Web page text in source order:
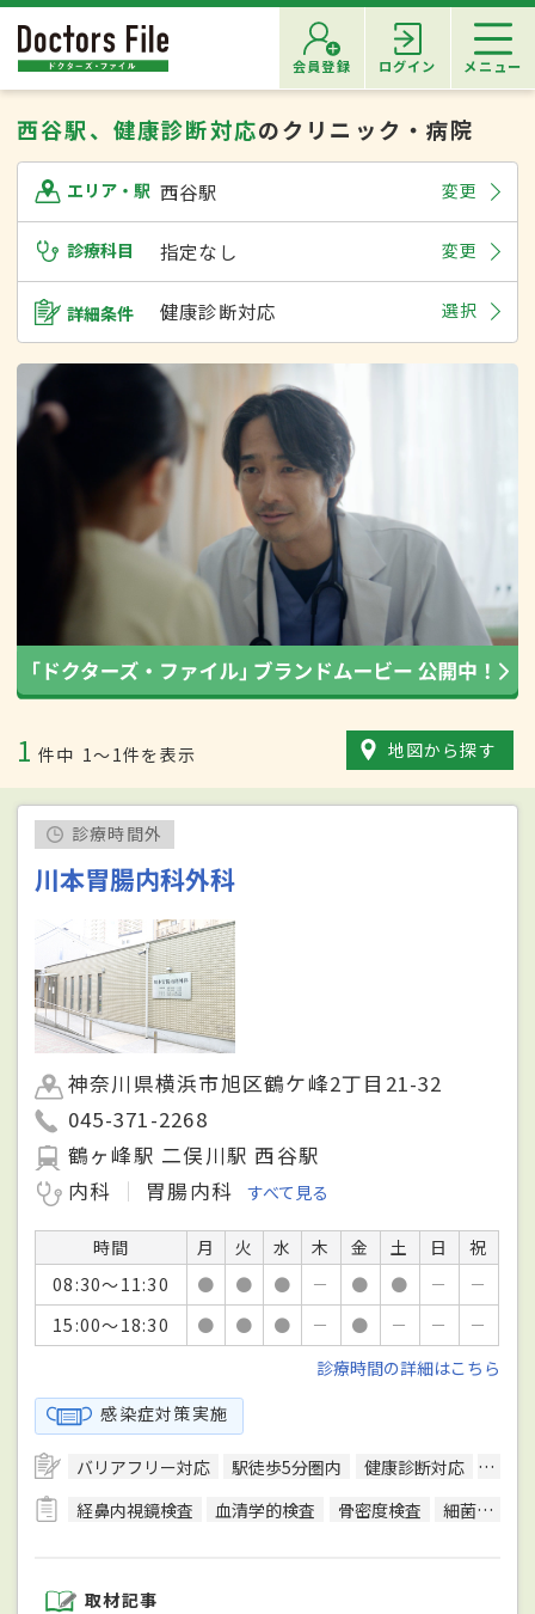
会員登録 ログイン メニュー
西谷駅、健康診断対応のクリニック・病院
エリア・駅 西谷駅 変更
診療科目 指定なし 変更
詳細条件 健康診断対応 選択
1 件中 1〜1件を表示 地図から探す
診療時間外
川本胃腸内科外科
神奈川県横浜市旭区鶴ケ峰2丁目21-32
045-371-2268
鶴ヶ峰駅 二俣川駅 西谷駅
内科
胃腸内科 すべて見る
時間 月 火 水 木 金 土 日
祝
08:30～11:30
● ● ● － ● ● －
－
15:00～18:30
● ● ● － ● － －
－
診療時間の詳細はこちら
感染症対策実施
バリアフリー対応 駅徒歩5分圏内 健康診断対応
日本
経鼻内視鏡検査
血清学的検査 骨密度検査 細菌検査
取材記事